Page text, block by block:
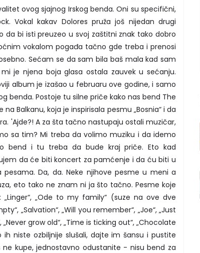
ovog sjajnog Irskog benda. Oni su specifični,
Vokal kakav Dolores pruža još nijedan drugi
bi isti preuzeo u svoj zaštitni znak tako dobro
vokalom pogađa tačno gde treba i prenosi
Sećam se da sam bila baš mala kad sam
je njena boja glasa ostala zauvek u sećanju.
album je izašao u februaru ove godine, i samo
benda. Postoje tu silne priče kako nas bend The
Balkanu, koja je inspirisala pesmu „Bosnia“ i da
'Ajde?! A za šta tačno nastupaju ostali muzičar,
sa tim? Mi treba da volimo muziku i da idemo
bend i tu treba da bude kraj priče. Eto kad
da će biti koncert za pamćenje i da ću biti u
Da, da. Neke njihove pesme u meni a
eto tako ne znam ni ja što tačno. Pesme koje
„Ode to my family“ (suze na ove dve
„Salvation“, „Will you remember“, „Joe“, „Just
grow old“, „Time is ticking out“, „Chocolate
ih niste ozbiljnije slušali, dajte im šansu i pustite
kupe, jednostavno odustanite - nisu bend za